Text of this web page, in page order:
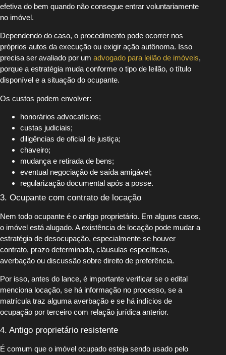
efetiva do bem quando não consegue entrar voluntariamente
no imóvel.
Dependendo do caso, o procedimento pode ocorrer nos
próprios autos da execução ou exigir ação autônoma. Isso
precisa ser avaliado por um advogado para leilão de imóveis,
porque a estratégia muda conforme o tipo de leilão, o título
disponível e a situação do ocupante.
Os custos podem envolver:
honorários advocatícios;
custas judiciais;
diligências de oficial de justiça;
chaveiro;
mudança e retirada de bens;
eventual negociação de saída amigável;
regularização documental após a posse.
3. Ocupante com contrato de locação
Nem todo ocupante é o antigo proprietário. Em alguns casos,
o imóvel está alugado. A existência de locação pode mudar a
estratégia de desocupação, especialmente se houver
contrato, prazo determinado, cláusulas específicas,
averbação ou discussão sobre direito de preferência.
Por isso, antes do lance, é importante verificar se o edital
menciona locação, se há informação no processo, se a
matrícula traz alguma averbação e se há indícios de
ocupação por terceiro com relação jurídica anterior.
4. Antigo proprietário resistente
É comum que o imóvel ocupado esteja sendo usado pelo